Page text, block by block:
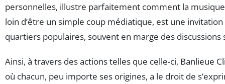
personnelles, illustre parfaitement comment la musique
loin d’être un simple coup médiatique, est une
quartiers populaires, souvent en marge des discussions
Ainsi, à travers des actions telles que celle-ci, Banlieue
où chacun, peu importe ses origines, a le droit de